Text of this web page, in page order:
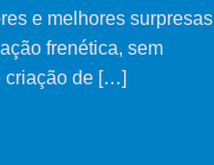
e melhores surpresas
frenética, sem
criação de […]